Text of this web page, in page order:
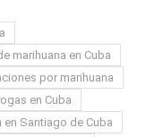
marihuana en Cuba
por marihuana
en Cuba
en Santiago de Cuba